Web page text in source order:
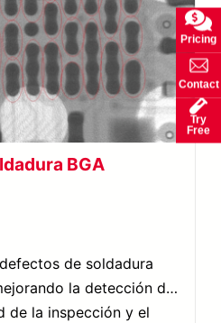
BGA
de soldadura
la detección de
de la inspección y el
Pricing
Contact
Try
Free